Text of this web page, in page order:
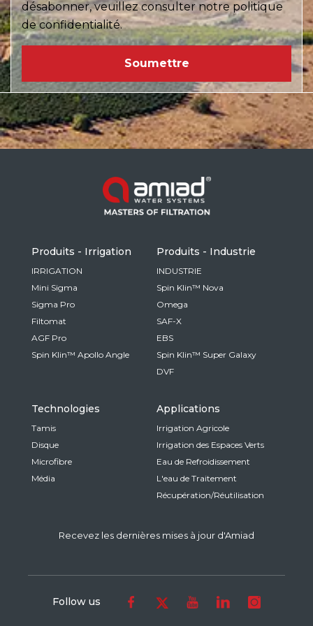
désabonner, veuillez consulter notre politique
de confidentialité.
Produits - Irrigation
IRRIGATION
Mini Sigma
Sigma Pro
Filtomat
AGF Pro
Spin Klin™ Apollo Angle
Produits - Industrie
INDUSTRIE
Spin Klin™ Nova
Omega
SAF-X
EBS
Spin Klin™ Super Galaxy
DVF
Technologies
Tamis
Disque
Microfibre
Média
Applications
Irrigation Agricole
Irrigation des Espaces Verts
Eau de Refroidissement
L'eau de Traitement
Récupération/Réutilisation
Recevez les dernières mises à jour d'Amiad
Follow us